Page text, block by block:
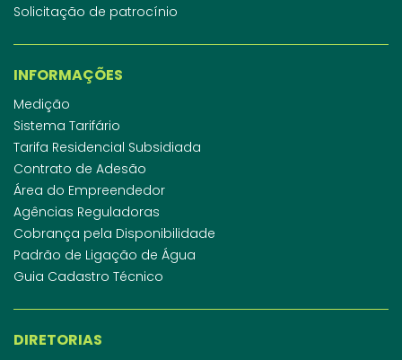
Solicitação de patrocínio
INFORMAÇÕES
Medição
Sistema Tarifário
Tarifa Residencial Subsidiada
Contrato de Adesão
Área do Empreendedor
Agências Reguladoras
Cobrança pela Disponibilidade
Padrão de Ligação de Água
Guia Cadastro Técnico
DIRETORIAS